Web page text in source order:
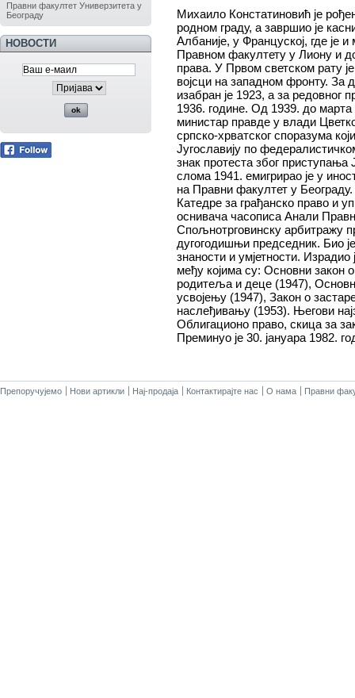
Правни факултет Универзитета у
Београду
НОВОСТИ
Михаило Констатиновић је
родном граду, а завршио је
Албаније, у Француској, где је
Правном факултету у Лиону и
права. У Првом светском рату
војсци на западном фронту. За
изабран је 1923, а за
1936. године. Од 1939. до
министар правде у влади
српско-хрватског споразума
Југославију по
знак протеста због приступања
слома 1941. емигрирао је у
на Правни факултет у
Катедре за грађанско право и
оснивача часописа Анали
Спољнотрговинску арбитражу
дугогодишњи председник. Био
знаности и умјетности. Израдио
међу којима су: Основни закон
родитеља и деце (1947),
усвојењу (1947), Закон о
наслеђивању (1953). Његови
Облигационо право, скица за
Преминуо је 30. јануара 1982.
Препоручујемо Нови артикли Нај-продаја Контактирајте нас О нама Правни